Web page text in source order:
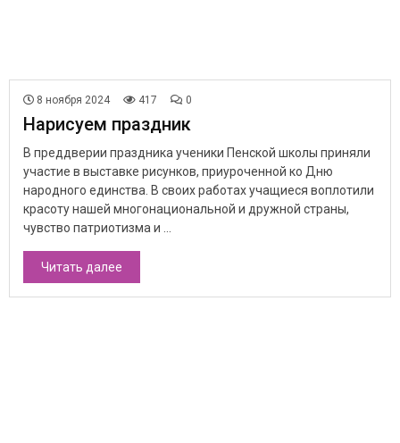
8 ноября 2024 417 0
Нарисуем праздник
В преддверии праздника ученики Пенской школы приняли
участие в выставке рисунков, приуроченной ко Дню
народного единства. В своих работах учащиеся воплотили
красоту нашей многонациональной и дружной страны,
чувство патриотизма и ...
Читать далее